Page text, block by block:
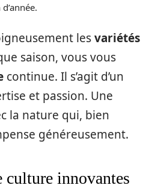
lesvariétés
saison, vous vous
continue. Il s’agit d’un
et passion. Une
la nature qui, bien
généreusement.
culture innovantes